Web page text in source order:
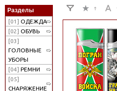
Разделы
[01] ОДЕЖДА
[02] ОБУВЬ
[03]
ГОЛОВНЫЕ
УБОРЫ
[04] РЕМНИ
[05]
СНАРЯЖЕНИЕ